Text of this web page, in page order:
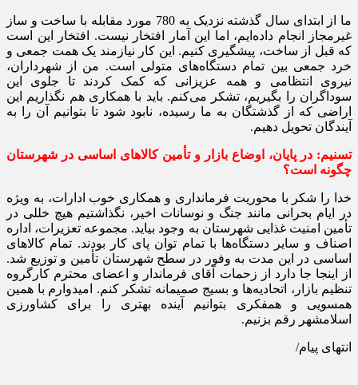
ما از ابتدای سال گذشته نزدیک به 780 مورد مقابله با ساخت و ساز
غیرمجاز انجام داده‌ایم، اما این آمار افتخار نیست. افتخار این است
که قبل از ساخت، پیشگیری کنیم. این کار نیازمند یک همت جمعی و
خرد جمعی بین تمام دستگاه‌های متولی است. من از شهرداران،
نیروی انتظامی و همه عزیزانی که کمک کردند تا جلوی این
سوداگران را بگیریم، تشکر می‌کنم. باید با همکاری هم نگذاریم این
اراضی که از گذشتگان به ما رسیده، نابود شود تا بتوانیم آن را به
آیندگان تحویل دهیم.
تسنیم:‌ در پایان، اوضاع بازار و تأمین کالاهای اساسی در شهرستان
چگونه است؟
خدا را شکر با محوریت فرمانداری و همکاری خوب ادارات، به ویژه
در ایام بحرانی مانند جنگ و نوسانات اخیر، نگذاشتیم هیچ خللی در
تأمین امنیت غذایی شهرستان به وجود بیاید. مجموعه تعزیرات، اداره
اصناف و سایر دستگاه‌ها با تمام توان پای کار بودند. تمام کالاهای
اساسی در این مدت به وفور در سطح شهرستان تأمین و توزیع شد.
از اینجا جا دارد از زحمات آقای فرماندار و اعضای محترم کارگروه
تنظیم بازار، اتحادیه‌ها و بسیج صمیمانه تشکر کنم. امیدوارم با همین
همسویی و همفکری بتوانیم آینده بهتری را برای کشاورزی
اسلامشهر رقم بزنیم.
انتهای پیام/